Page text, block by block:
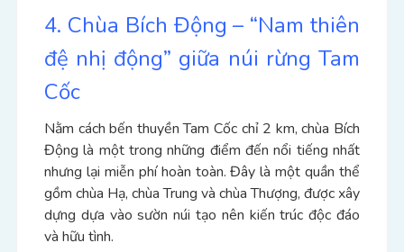
4. Chùa Bích Động – “Nam thiên
đệ nhị động” giữa núi rừng Tam
Cốc
Nằm cách bến thuyền Tam Cốc chỉ 2 km, chùa Bích
Động là một trong những điểm đến nổi tiếng nhất
nhưng lại miễn phí hoàn toàn. Đây là một quần thể
gồm chùa Hạ, chùa Trung và chùa Thượng, được xây
dựng dựa vào sườn núi tạo nên kiến trúc độc đáo
và hữu tình.